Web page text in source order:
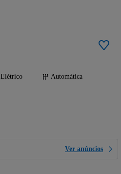
Elétrico
Automática
Ver anúncios